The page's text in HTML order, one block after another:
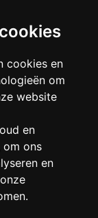
cookies en
om
website
en
ons
en